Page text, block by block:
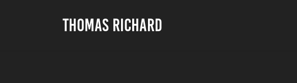
THOMAS RICHARD